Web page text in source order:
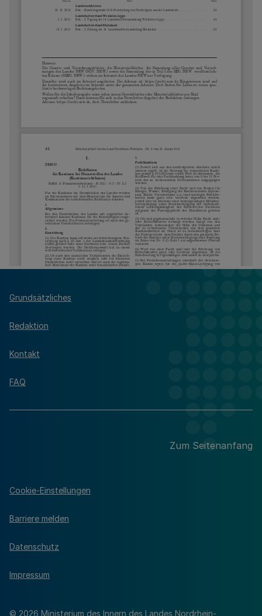
Grundsätzliches
Redaktion
Kontakt
FAQ
Zum Seitenanfang
© 2026 Ministerium des Innern des Landes Nordrhein-
Cookie-Einstellungen
Barriere melden
Datenschutz
Impressum